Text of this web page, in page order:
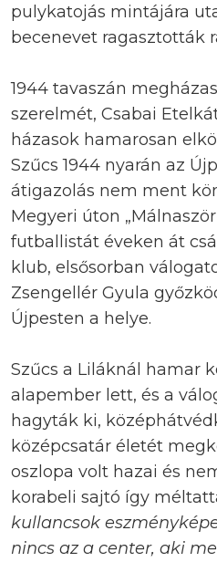
pulykatojás mintájára
becenevet ragasztották
1944 tavaszán
szerelmét, Csabai
házasok hamarosan
Szűcs 1944 nyarán az
átigazolás nem ment
Megyeri úton
futballistát éveken át
klub, elsősorban
Zsengellér Gyula
Újpesten a helye.
Szűcs a Liláknál hamar
alapember lett, és a
hagyták ki,
középcsatár életét
oszlopa volt hazai és
korabeli sajtó így
kullancsok
nincs az a center, aki